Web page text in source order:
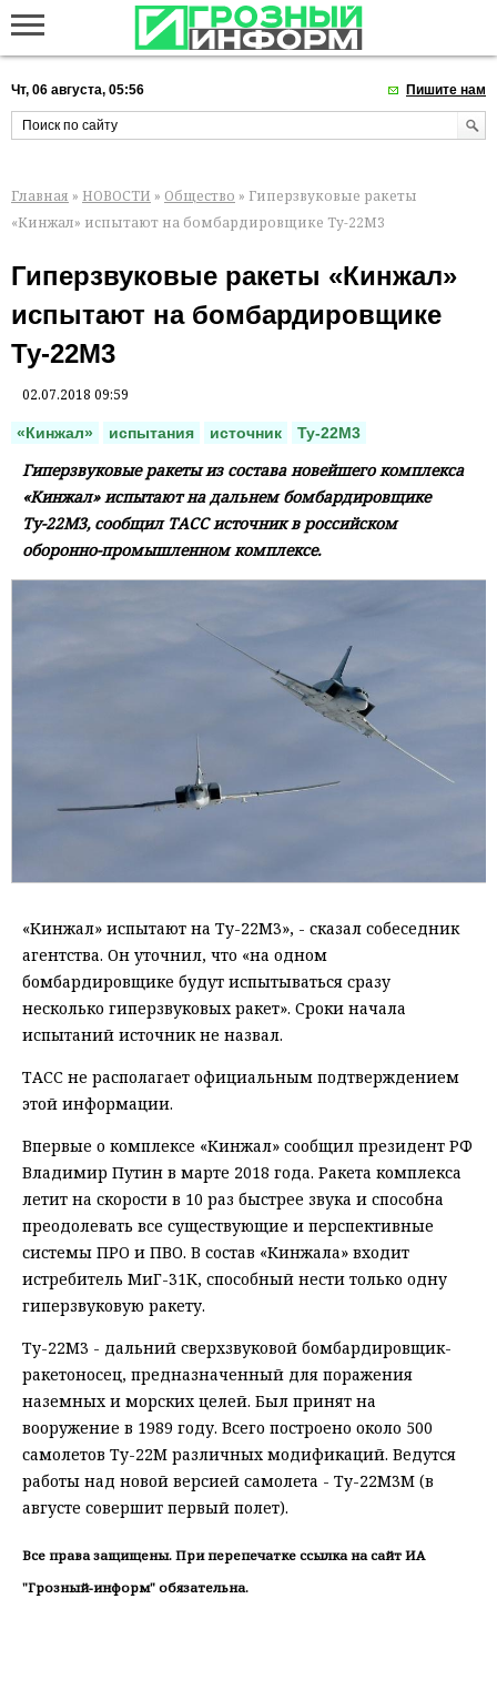
Чт, 06 августа, 05:56 Пишите нам
Главная » НОВОСТИ » Общество » Гиперзвуковые ракеты
«Кинжал» испытают на бомбардировщике Ту-22М3
Гиперзвуковые ракеты «Кинжал»
испытают на бомбардировщике
Ту-22М3
02.07.2018 09:59
«Кинжал» испытания источник Ту-22М3
Гиперзвуковые ракеты из состава новейшего комплекса
«Кинжал» испытают на дальнем бомбардировщике
Ту-22М3, сообщил ТАСС источник в российском
оборонно-промышленном комплексе.
«Кинжал» испытают на Ту-22М3», - сказал собеседник
агентства. Он уточнил, что «на одном
бомбардировщике будут испытываться сразу
несколько гиперзвуковых ракет». Сроки начала
испытаний источник не назвал.
ТАСС не располагает официальным подтверждением
этой информации.
Впервые о комплексе «Кинжал» сообщил президент РФ
Владимир Путин в марте 2018 года. Ракета комплекса
летит на скорости в 10 раз быстрее звука и способна
преодолевать все существующие и перспективные
системы ПРО и ПВО. В состав «Кинжала» входит
истребитель МиГ-31К, способный нести только одну
гиперзвуковую ракету.
Ту-22М3 - дальний сверхзвуковой бомбардировщик-
ракетоносец, предназначенный для поражения
наземных и морских целей. Был принят на
вооружение в 1989 году. Всего построено около 500
самолетов Ту-22М различных модификаций. Ведутся
работы над новой версией самолета - Ту-22М3М (в
августе совершит первый полет).
Все права защищены. При перепечатке ссылка на сайт ИА
"Грозный-информ" обязательна.